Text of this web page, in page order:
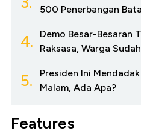
500 Penerbangan
4.
Demo Besar-Besaran
Raksasa, Warga
5.
Presiden Ini
Malam, Ada Apa?
Features